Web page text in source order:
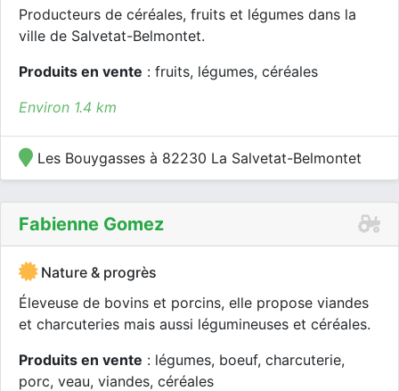
Producteurs de céréales, fruits et légumes dans la
ville de Salvetat-Belmontet.
Produits en vente : fruits, légumes, céréales
Environ 1.4 km
Les Bouygasses à 82230 La Salvetat-Belmontet
Fabienne Gomez
Nature & progrès
Éleveuse de bovins et porcins, elle propose viandes
et charcuteries mais aussi légumineuses et céréales.
Produits en vente : légumes, boeuf, charcuterie,
porc, veau, viandes, céréales